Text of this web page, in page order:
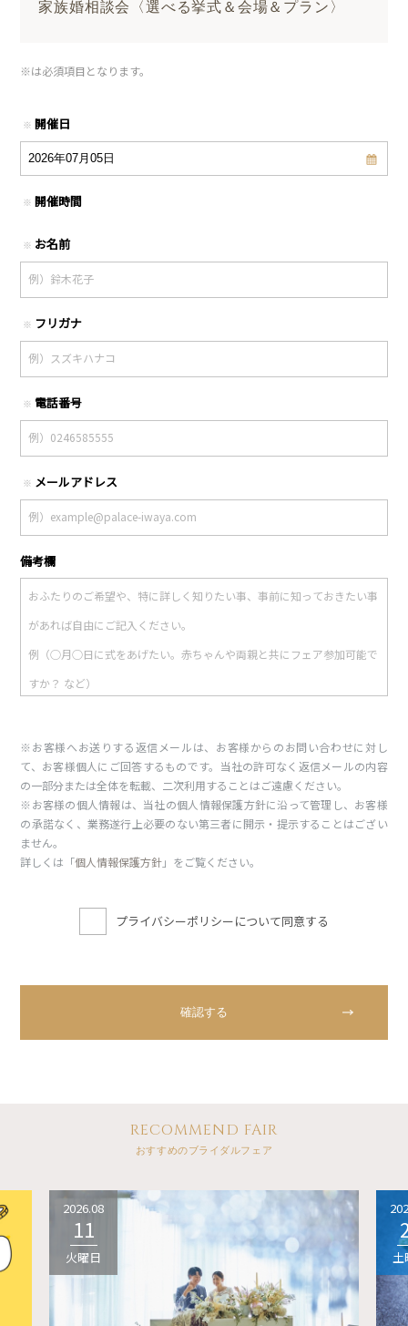
家族婚相談会〈選べる挙式＆会場＆プラン〉
※は必須項目となります。
※ 開催日
※ 開催時間
※ お名前
※ フリガナ
※ 電話番号
※ メールアドレス
備考欄
※お客様へお送りする返信メールは、お客様からのお問い合わせに対し
て、お客様個人にご回答するものです。当社の許可なく返信メールの内容
の一部分または全体を転載、二次利用することはご遠慮ください。
※お客様の個人情報は、当社の個人情報保護方針に沿って管理し、お客様
の承諾なく、業務遂行上必要のない第三者に開示・提示することはござい
ません。
詳しくは「個人情報保護方針」をご覧ください。
プライバシーポリシーについて同意する
RECOMMEND FAIR
おすすめのブライダルフェア
2026.08
11
火曜日 土